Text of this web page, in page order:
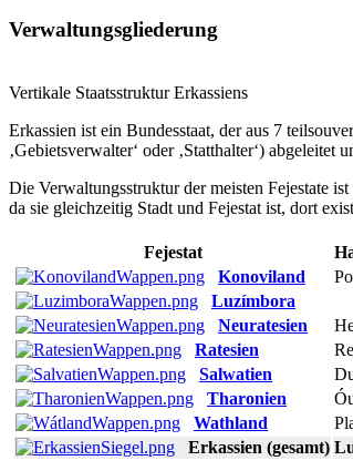
Verwaltungsgliederung
Vertikale Staatsstruktur Erkassiens
Erkassien ist ein Bundesstaat, der aus 7
‚Gebietsverwalter‘ oder ‚Statthalter‘) abgeleitet
Die Verwaltungsstruktur der meisten Fejestate
da sie gleichzeitig Stadt und Fejestat ist, dort
Fejestat
Konoviland
Luzímbora
Neuratesien
Ratesien
Salwatien
Tharonien
Wathland
Erkassien (gesamt)